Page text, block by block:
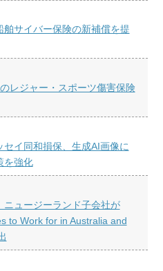
サイバー保険の新補償を提
レジャー・スポーツ傷害保険
イ同和損保、生成AI画像に
を強化
ュージーランド子会社が
to Work for in Australia and